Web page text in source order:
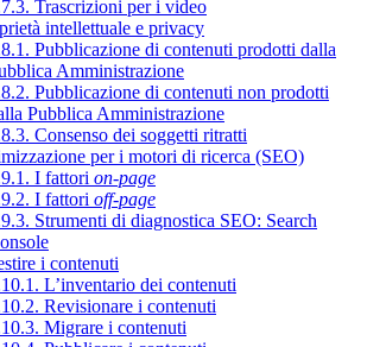
Trascrizioni per i video
intellettuale e privacy
Pubblicazione di contenuti prodotti dalla
Amministrazione
Pubblicazione di contenuti non prodotti
Pubblica Amministrazione
Consenso dei soggetti ritratti
per i motori di ricerca (SEO)
I fattori on-page
I fattori off-page
Strumenti di diagnostica SEO: Search
i contenuti
L’inventario dei contenuti
Revisionare i contenuti
Migrare i contenuti